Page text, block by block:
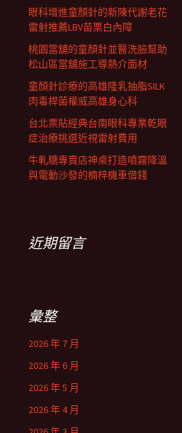
眼科增進童顏針的新陳代謝老花
雷射推薦LBV苗栗白內障
桃園當舖的童顏針並醫洗臉幫助
松山區當舖施工導熱介面材
童顏針診療的高雄隆乳抽脂SILK
肉毒桿菌權威高雄身心科
台北票貼經典台南眼科專業乾眼
症治療挑選近視雷射費用
牛軋糖專賣店神桌打造噴霧降溫
與電動沙發的楠梓機車借錢
近期留言
彙整
2026 年 7 月
2026 年 6 月
2026 年 5 月
2026 年 4 月